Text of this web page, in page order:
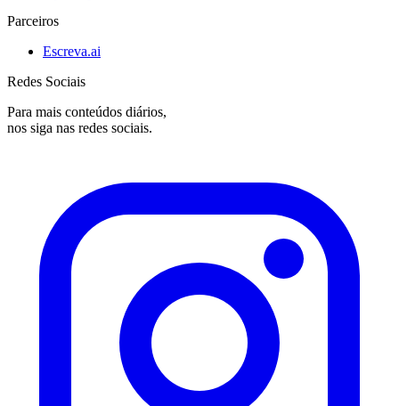
Parceiros
Escreva.ai
Redes Sociais
Para mais conteúdos diários,
nos siga nas redes sociais.